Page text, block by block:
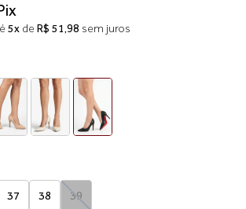
5x de R$ 51,98 sem juros
37 38 39